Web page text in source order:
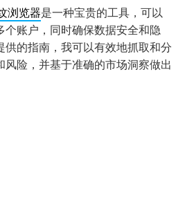
浏览器是一种宝贵的工具，可以
个账户，同时确保数据安全和隐
供的指南，我可以有效地抓取和分
风险，并基于准确的市场洞察做出